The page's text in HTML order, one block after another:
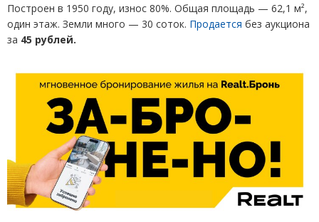
Построен в 1950 году, износ 80%. Общая площадь — 62,1 м²,
один этаж. Земли много — 30 соток. Продается без аукциона
за 45 рублей.